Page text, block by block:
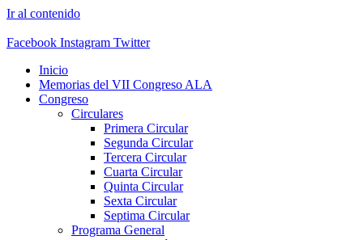
Ir al contenido
Facebook Instagram Twitter
Inicio
Memorias del VII Congreso ALA
Congreso
Circulares
Primera Circular
Segunda Circular
Tercera Circular
Cuarta Circular
Quinta Circular
Sexta Circular
Septima Circular
Programa General